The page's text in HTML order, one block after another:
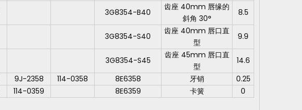
3G8354-B40
齿座 40mm 唇缘的
斜角 30°
8.5
3G8354-S40
齿座 40mm 唇口直
型
9.9
3G8354-S45
齿座 45mm 唇口直
型
14.6
9J-2358 114-0358 8E6358 牙销
0.25
114-0359 8E6359 卡簧 0